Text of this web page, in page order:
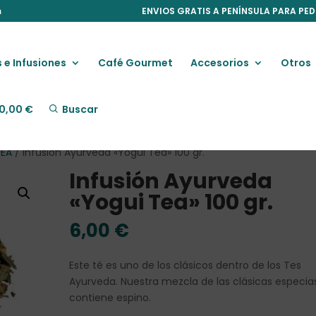
ENVIOS GRATIS A PENÍNSULA PARA
e Infusiones Café Gourmet Accesorios Otros
0,00 € Buscar
/ Infusión Ayurveda «Yogui Tea» 100 gr.
Infusión Ayurveda
«Yogui Tea» 100 gr.
6,00 €
Este té es uno de los clásicos dentro de los Tes
Ayurveda. Nuestra mezcla de las clásicas
contiene espino.